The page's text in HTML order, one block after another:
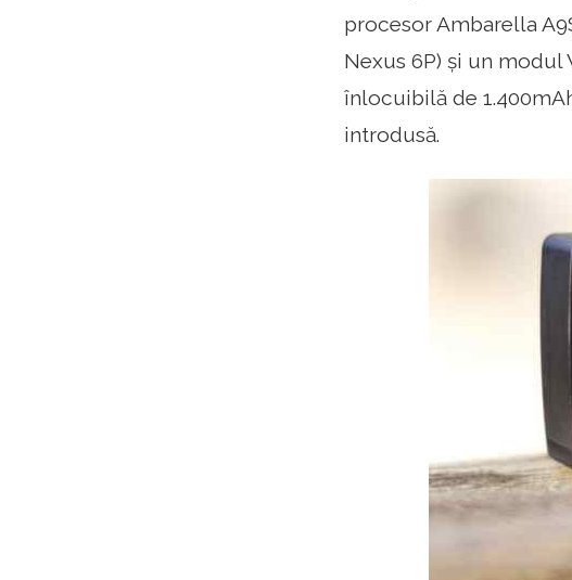
procesor Ambarella
Nexus 6P) și un modul
înlocuibilă de
introdusă.